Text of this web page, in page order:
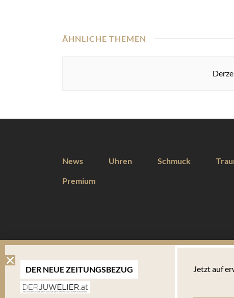
ÄHNLICHE THEMEN
News Uhren Schmuck
Premium
DIESE WEBSEITE VERWENDET COOKIES
Wir verwenden Cookies um Ihnen eine optimale
Endgerät abgelegt werden. Um die Website weiterhin zu nutzen,
verwalten welche davon Sie akzeptieren.
DER NEUE ZEITUNGSBEZUG Jetzt auf